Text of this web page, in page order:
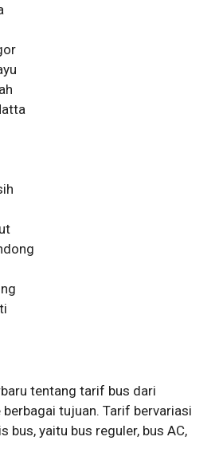
tentang tarif bus dari
tujuan. Tarif bervariasi
bus, yaitu bus reguler, bus AC,